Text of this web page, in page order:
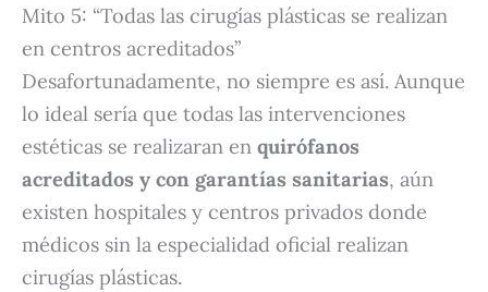
Mito 5: “Todas las cirugías plásticas se realizan
en centros acreditados”
Desafortunadamente, no siempre es así. Aunque
lo ideal sería que todas las intervenciones
estéticas se realizaran en quirófanos
acreditados y con garantías sanitarias, aún
existen hospitales y centros privados donde
médicos sin la especialidad oficial realizan
cirugías plásticas.